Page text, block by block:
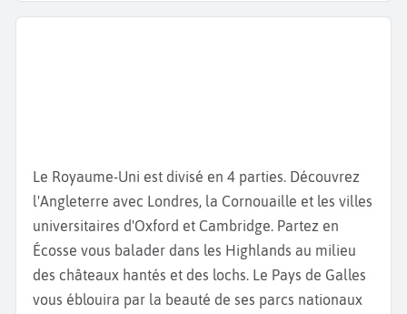
majestueux Tradeston Bridge surplombant la Clyde
Mackintosh Houseou le Collection Burell. N'oubliez
pas de prendre une photo de lastatue du Duc de
Wellington et de son célèbre cône de chantier. Si
vous aimez l'Art Nouveau Écossais, nous vous
conseillonsThe Glasgow School of Art et le The
House for an Art. Les amoureux de nature
Le Royaume-Uni est divisé en 4 parties. Découvrez
l'Angleterre avec Londres, la Cornouaille et les villes
universitaires d'Oxford et Cambridge. Partez en
Écosse vous balader dans les Highlands au milieu
des châteaux hantés et des lochs. Le Pays de Galles
vous éblouira par la beauté de ses parcs nationaux